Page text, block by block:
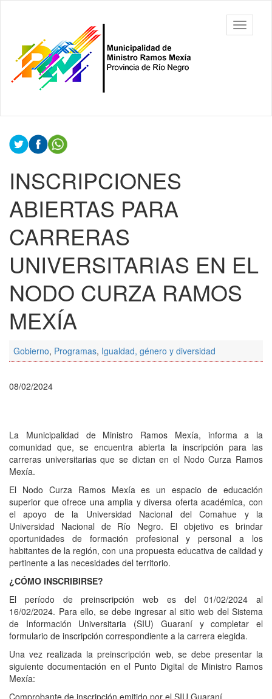
principalde Ministro
Ramos
Mexía, Río
Negro
barra
Contenido
principal
INSCRIPCIONES
ABIERTAS PARA
CARRERAS
UNIVERSITARIAS EN EL
NODO CURZA RAMOS
MEXÍA
Gobierno, Programas, Igualdad, género y diversidad
08/02/2024
La Municipalidad de Ministro Ramos Mexía, informa a la
comunidad que, se encuentra abierta la inscripción para las
carreras universitarias que se dictan en el Nodo Curza Ramos
Mexía.
El Nodo Curza Ramos Mexía es un espacio de educación
superior que ofrece una amplia y diversa oferta académica, con
el apoyo de la Universidad Nacional del Comahue y la
Universidad Nacional de Río Negro. El objetivo es brindar
oportunidades de formación profesional y personal a los
habitantes de la región, con una propuesta educativa de calidad y
pertinente a las necesidades del territorio.
¿CÓMO INSCRIBIRSE?
El período de preinscripción web es del 01/02/2024 al
16/02/2024. Para ello, se debe ingresar al sitio web del Sistema
de Información Universitaria (SIU) Guaraní y completar el
formulario de inscripción correspondiente a la carrera elegida.
Una vez realizada la preinscripción web, se debe presentar la
siguiente documentación en el Punto Digital de Ministro Ramos
Mexía:
Comprobante de inscripción emitido por el SIU Guaraní.